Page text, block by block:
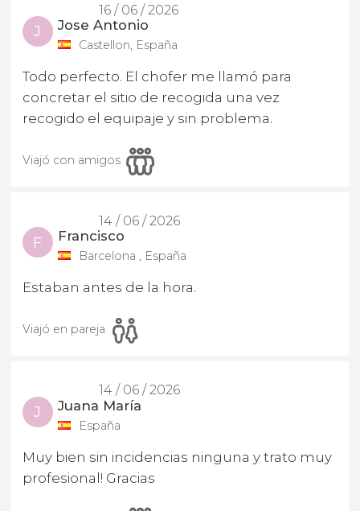
16 / 06 / 2026
J Jose Antonio
Castellon, España
Todo perfecto. El chofer me llamó para
concretar el sitio de recogida una vez
recogido el equipaje y sin problema.
Viajó con amigos
14 / 06 / 2026
F Francisco
Barcelona , España
Estaban antes de la hora.
Viajó en pareja
14 / 06 / 2026
J Juana María
España
Muy bien sin incidencias ninguna y trato muy
profesional! Gracias